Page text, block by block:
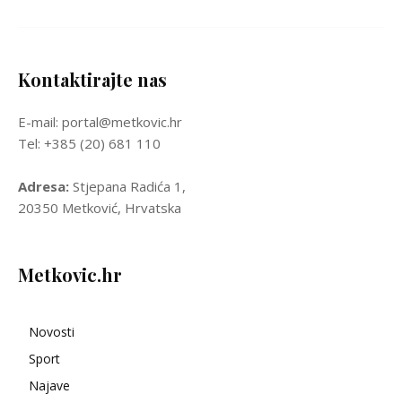
Kontaktirajte nas
E-mail: portal@metkovic.hr
Tel: +385 (20) 681 110
Adresa: Stjepana Radića 1,
20350 Metković, Hrvatska
Metkovic.hr
Novosti
Sport
Najave